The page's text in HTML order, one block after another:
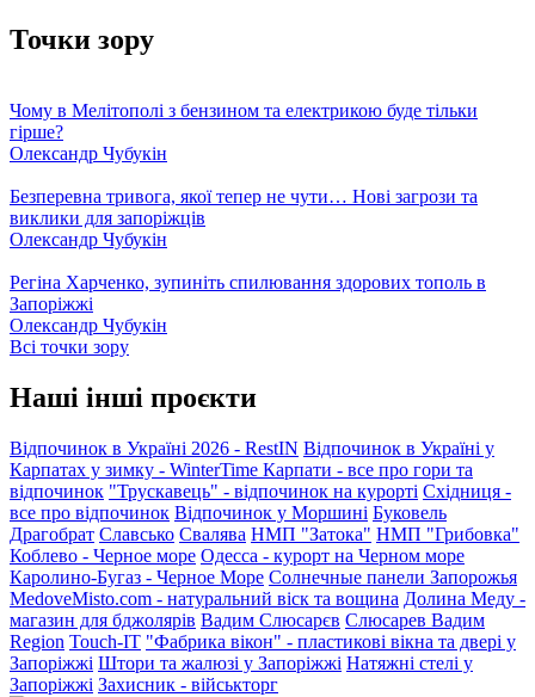
Точки зору
Чому в Мелітополі з бензином та електрикою буде тільки
гірше?
Олександр Чубукін
Безперевна тривога, якої тепер не чути… Нові загрози та
виклики для запоріжців
Олександр Чубукін
Регіна Харченко, зупиніть спилювання здорових тополь в
Запоріжжі
Олександр Чубукін
Всі точки зору
Наші інші проєкти
Відпочинок в Україні 2026 - RestIN Відпочинок в Україні у
Карпатах у зимку - WinterTime Карпати - все про гори та
відпочинок "Трускавець" - відпочинок на курорті Східниця -
все про відпочинок Відпочинок у Моршині Буковель
Драгобрат Славсько Свалява НМП "Затока" НМП "Грибовка"
Коблево - Черное море Одесса - курорт на Черном море
Каролино-Бугаз - Черное Море Солнечные панели Запорожья
MedoveMisto.com - натуральний віск та вощина Долина Меду -
магазин для бджолярів Вадим Слюсарєв Слюсарев Вадим
Region Touch-IT "Фабрика вікон" - пластикові вікна та двері у
Запоріжжі Штори та жалюзі у Запоріжжі Натяжні стелі у
Запоріжжі Захисник - військторг